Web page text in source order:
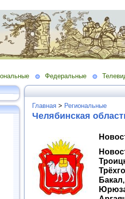
Федеральные
Главная > Региональные
Челябинская